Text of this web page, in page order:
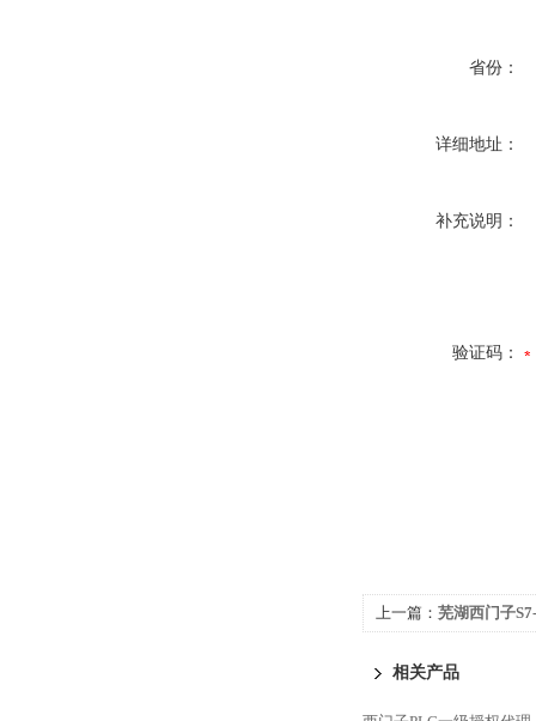
省份：
详细地址：
补充说明：
验证码：
上一篇： 芜湖西门子
相关产品